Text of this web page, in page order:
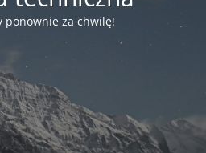
ponownie za chwilę!